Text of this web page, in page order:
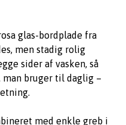
glas-bordplade fra
men stadig rolig
sider af vasken, så
man bruger til daglig –
med enkle greb i